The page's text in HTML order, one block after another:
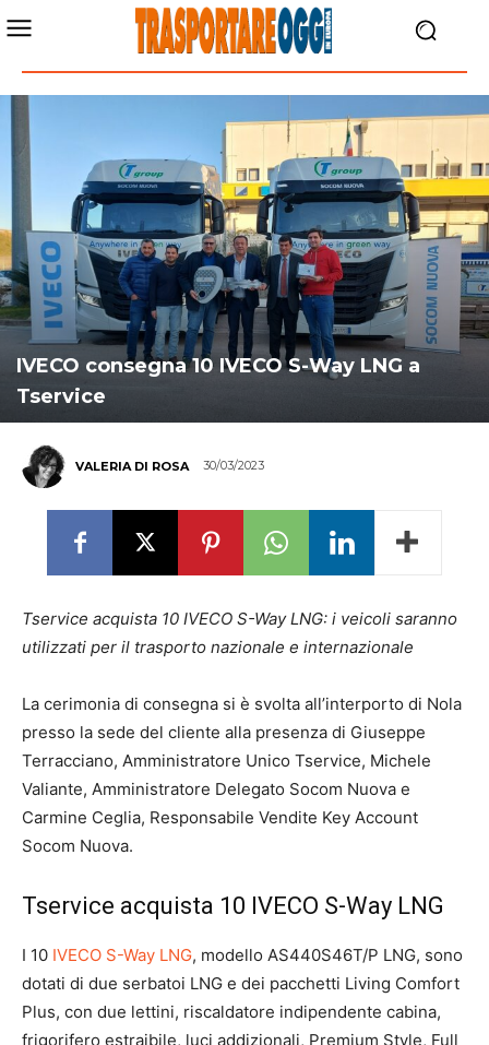
IVECO consegna 10 IVECO S-Way LNG a
Tservice
VALERIA DI ROSA 30/03/2023
Tservice acquista 10 IVECO S-Way LNG: i veicoli saranno
utilizzati per il trasporto nazionale e internazionale
La cerimonia di consegna si è svolta all’interporto di Nola
presso la sede del cliente alla presenza di Giuseppe
Terracciano, Amministratore Unico Tservice, Michele
Valiante, Amministratore Delegato Socom Nuova e
Carmine Ceglia, Responsabile Vendite Key Account
Socom Nuova.
Tservice acquista 10 IVECO S-Way LNG
I 10 IVECO S-Way LNG, modello AS440S46T/P LNG, sono
dotati di due serbatoi LNG e dei pacchetti Living Comfort
Plus, con due lettini, riscaldatore indipendente cabina,
frigorifero estraibile, luci addizionali, Premium Style, Full